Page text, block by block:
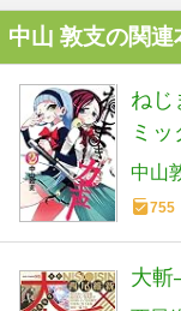
中山 敦支の関連
ねじ
ミッ
中山
755
大